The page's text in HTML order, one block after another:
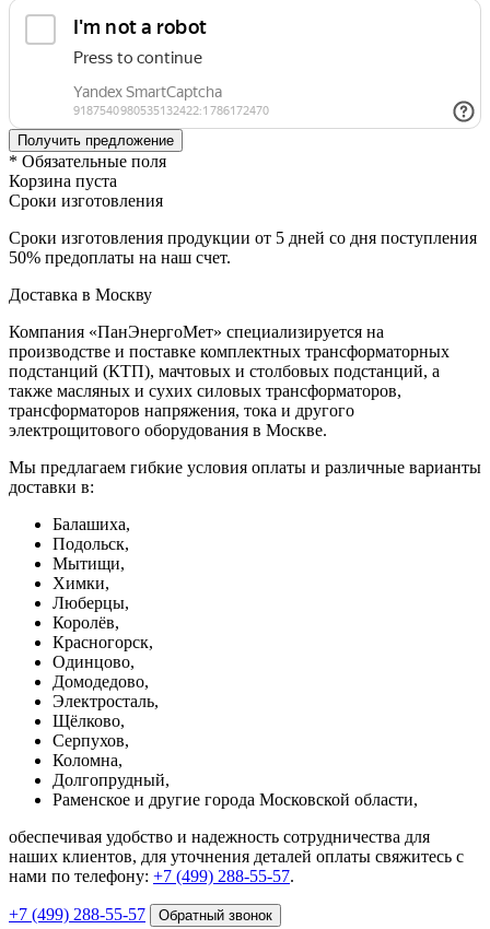
* Обязательные поля
Корзина пуста
Сроки изготовления
Сроки изготовления продукции от 5 дней со дня поступления
50% предоплаты на наш счет.
Доставка в Москву
Компания «ПанЭнергоМет» специализируется на
производстве и поставке комплектных трансформаторных
подстанций (КТП), мачтовых и столбовых подстанций, а
также масляных и сухих силовых трансформаторов,
трансформаторов напряжения, тока и другого
электрощитового оборудования в Москве.
Мы предлагаем гибкие условия оплаты и различные варианты
доставки в:
Балашиха,
Подольск,
Мытищи,
Химки,
Люберцы,
Королёв,
Красногорск,
Одинцово,
Домодедово,
Электросталь,
Щёлково,
Серпухов,
Коломна,
Долгопрудный,
Раменское и другие города Московской области,
обеспечивая удобство и надежность сотрудничества для
наших клиентов, для уточнения деталей оплаты свяжитесь с
нами по телефону: +7 (499) 288-55-57.
+7 (499) 288-55-57